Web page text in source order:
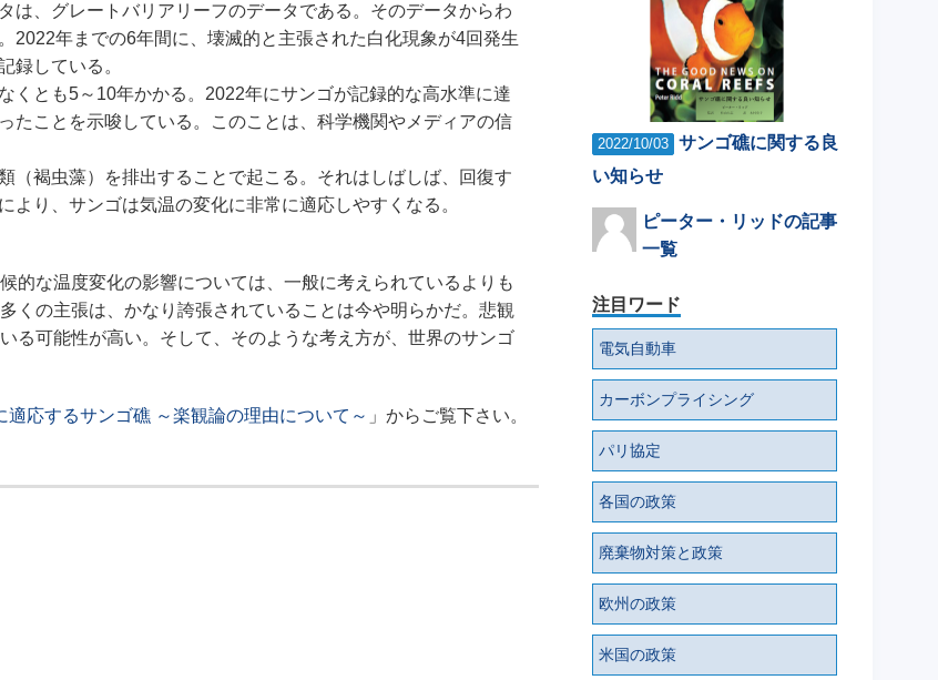
は、グレートバリアリーフのデータである。そのデータからわ
2022年までの6年間に、壊滅的と主張された白化現象が4回発生
録している。
くとも5～10年かかる。2022年にサンゴが記録的な高水準に達
たことを示唆している。このことは、科学機関やメディアの信
（褐虫藻）を排出することで起こる。それはしばしば、回復す
り、サンゴは気温の変化に非常に適応しやすくなる。
な温度変化の影響については、一般に考えられているよりも
くの主張は、かなり誇張されていることは今や明らかだ。悲観
る可能性が高い。そして、そのような考え方が、世界のサンゴ
適応するサンゴ礁 ～楽観論の理由について～ 」からご覧下さい。
2022/10/03 サンゴ礁に関する良
い知らせ
ピーター・リッドの記事
一覧
注目ワード
電気自動車
カーボンプライシング
パリ協定
各国の政策
廃棄物対策と政策
欧州の政策
米国の政策